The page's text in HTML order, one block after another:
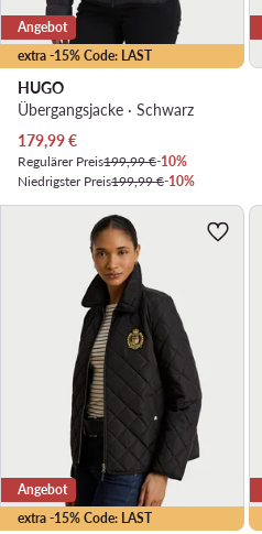
extra -15% Code: LAST
Angebot
HUGO
Übergangsjacke · Schwarz
Aktueller Preis
179,99€
Regulärer Preis199,99 €-10%
Niedrigster Preis199,99 €-10%
extra -15% Code: LAST
Angebot